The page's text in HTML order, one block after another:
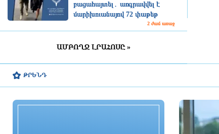
բացահայտել․ առգրավվել է
մարիխուանայով 72 փաթեթ
2 ժամ առաջ
NASA-ն հաստատել է՝ SpaceX-ի
Լուսնին
Ինֆանտինոն ներուղություն է
ԱՄԲՈՂՋ ԼՐԱՀՈՍԸ »
ԹՐԵՆԴ